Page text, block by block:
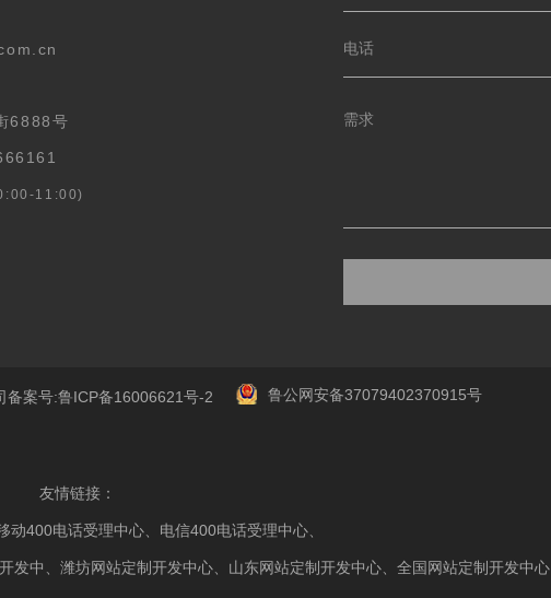
6888号
11:00)
备案号:鲁ICP备16006621号-2 鲁公网安备37079402370915号
友情链接：
动400电话受理中心 电信400电话受理中心
发中 潍坊网站定制开发中心 山东网站定制开发中心 全国网站定制开发中心